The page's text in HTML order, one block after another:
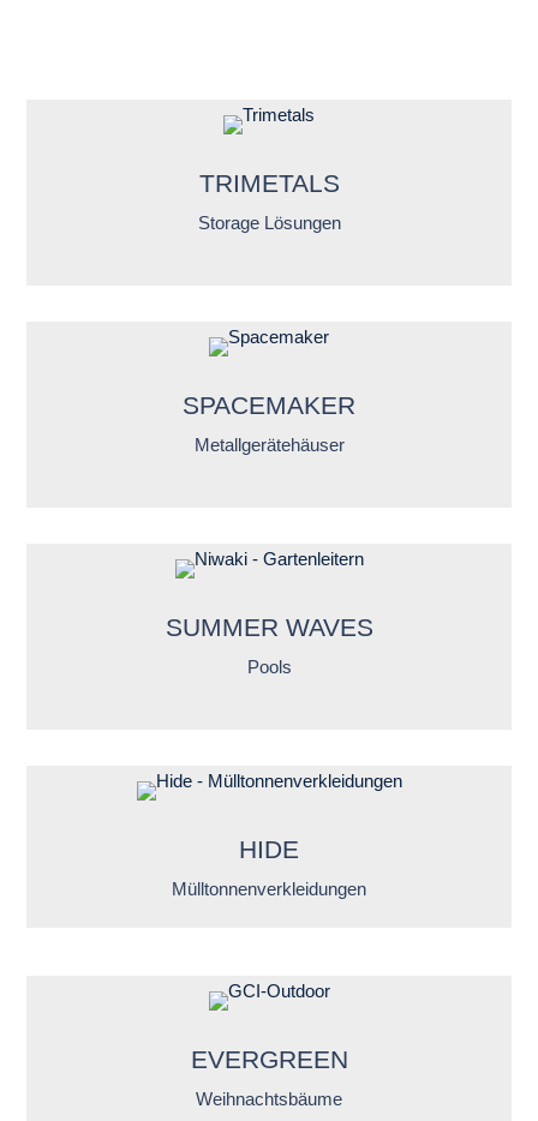
TRIMETALS
Storage Lösungen
SPACEMAKER
Metallgerätehäuser
SUMMER WAVES
Pools
HIDE
Mülltonnenverkleidungen
EVERGREEN
Weihnachtsbäume